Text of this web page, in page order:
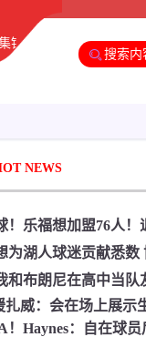
锦 足球新闻
NEWS